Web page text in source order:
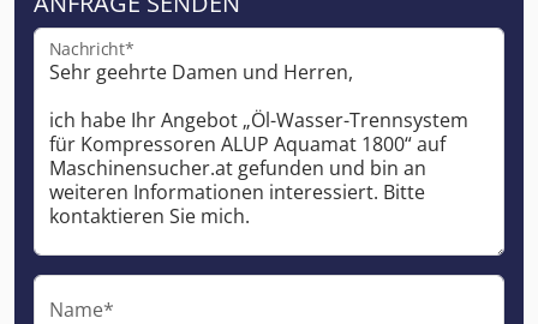
Nachricht*
Name*